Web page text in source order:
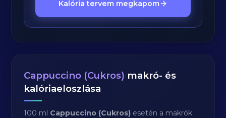
Kalória tervem megkapom
Cappuccino (Cukros) makró- és
kalóriaeloszlása
100 ml Cappuccino (Cukros) esetén a makrók